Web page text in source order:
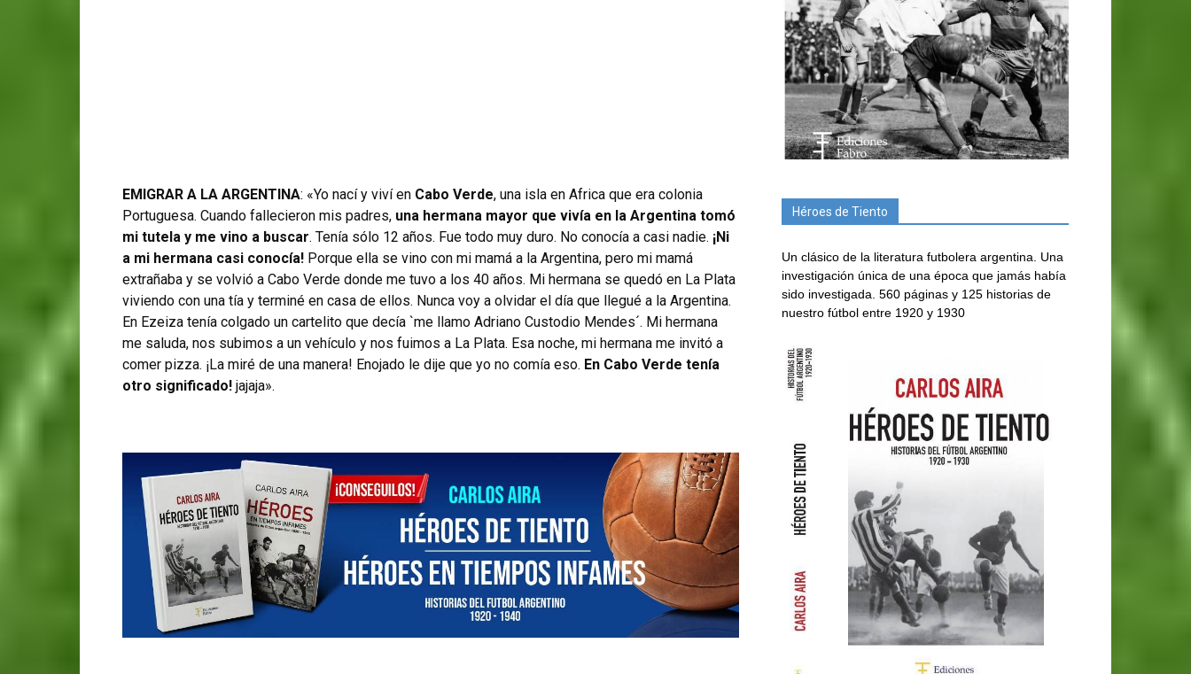
EMIGRAR A LA ARGENTINA: «Yo nací y viví en Cabo Verde, una isla en Africa que era colonia
Portuguesa. Cuando fallecieron mis padres, una hermana mayor que vivía en la Argentina tomó
mi tutela y me vino a buscar. Tenía sólo 12 años. Fue todo muy duro. No conocía a casi nadie. ¡Ni
a mi hermana casi conocía! Porque ella se vino con mi mamá a la Argentina, pero mi mamá
extrañaba y se volvió a Cabo Verde donde me tuvo a los 40 años. Mi hermana se quedó en La Plata
viviendo con una tía y terminé en casa de ellos. Nunca voy a olvidar el día que llegué a la Argentina.
En Ezeiza tenía colgado un cartelito que decía `me llamo Adriano Custodio Mendes´. Mi hermana
me saluda, nos subimos a un vehículo y nos fuimos a La Plata. Esa noche, mi hermana me invitó a
comer pizza. ¡La miré de una manera! Enojado le dije que yo no comía eso. En Cabo Verde tenía
otro significado! jajaja».
Héroes de Tiento
Un clásico de la literatura futbolera argentina. Una
investigación única de una época que jamás había
sido investigada. 560 páginas y 125 historias de
nuestro fútbol entre 1920 y 1930